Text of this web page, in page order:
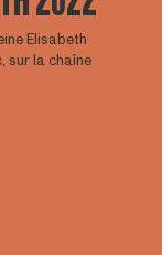
Elisabeth
sur la chaîne